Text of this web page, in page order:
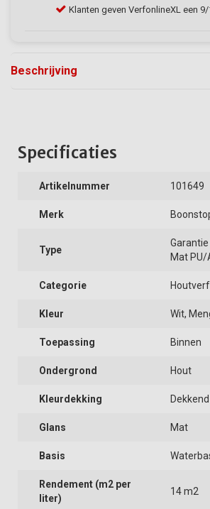
Klanten geven VerfonlineXL een 9/10
Beschrijving
Specificaties
Artikelnummer 101649
Merk
Type
Mat PU/
Categorie Houtverf
Kleur Wit,
Toepassing Binnen
Ondergrond Hout
Kleurdekking Dekkend
Glans Mat
Basis
Rendement (m2 per
liter)
14 m2